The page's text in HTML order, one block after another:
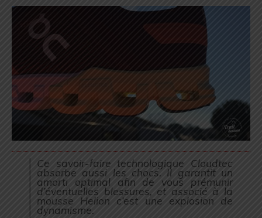
Ce savoir-faire technologique Cloudtec
absorbe aussi les chocs. Il garantit un
amorti optimal afin de vous prémunir
d’éventuelles blessures, et associé à la
mousse Helion c’est une explosion de
dynamisme.